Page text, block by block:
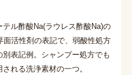
ル酢酸Na(ラウレス酢酸Na)の
活性剤の表記で、弱酸性処方
表記例。シャンプー処方でも
れる洗浄素材の一つ。